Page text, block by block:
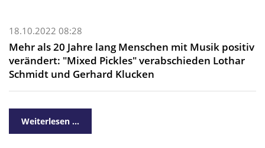
18.10.2022 08:28
Mehr als 20 Jahre lang Menschen mit Musik positiv
verändert: "Mixed Pickles" verabschieden Lothar
Schmidt und Gerhard Klucken
Weiterlesen …